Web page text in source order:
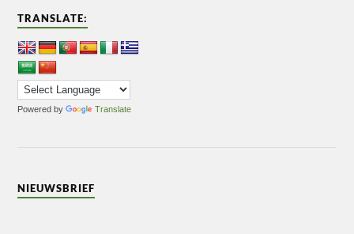
TRANSLATE:
Powered by Translate
NIEUWSBRIEF